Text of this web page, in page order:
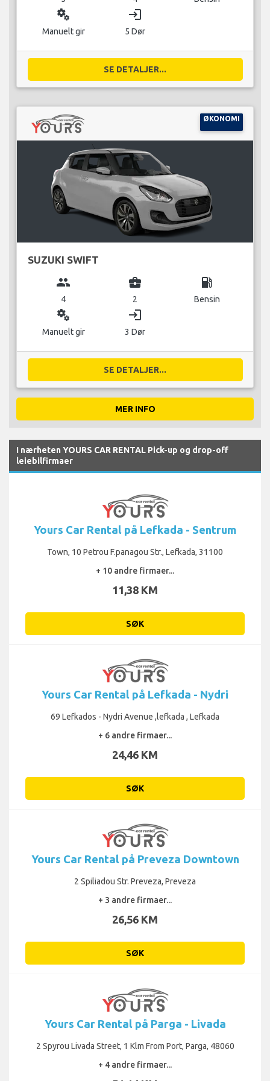
miscellaneous_services
Manuelt gir
login
5 Dør
SE DETALJER...
ØKONOMI
SUZUKI SWIFT
group
4
business_center
2
local_gas_station
Bensin
miscellaneous_services
Manuelt gir
login
3 Dør
SE DETALJER...
MER INFO
I nærheten YOURS CAR RENTAL Pick-up og drop-off
leiebilfirmaer
Yours Car Rental på Lefkada - Sentrum
Town, 10 Petrou F.panagou Str., Lefkada, 31100
+ 10 andre firmaer...
11,38 KM
SØK
Yours Car Rental på Lefkada - Nydri
69 Lefkados - Nydri Avenue ,lefkada , Lefkada
+ 6 andre firmaer...
24,46 KM
SØK
Yours Car Rental på Preveza Downtown
2 Spiliadou Str. Preveza, Preveza
+ 3 andre firmaer...
26,56 KM
SØK
Yours Car Rental på Parga - Livada
2 Spyrou Livada Street, 1 Klm From Port, Parga, 48060
+ 4 andre firmaer...